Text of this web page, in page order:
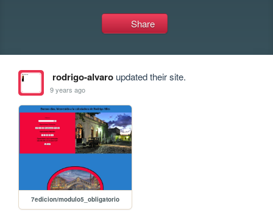
Share
rodrigo-alvaroupdated their site.
9 years ago
7edicion/modulo5_obligatorio